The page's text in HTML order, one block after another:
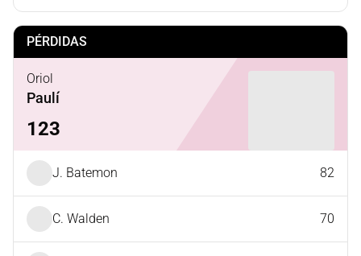
PÉRDIDAS
Oriol
Paulí
123
J. Batemon 82
C. Walden 70